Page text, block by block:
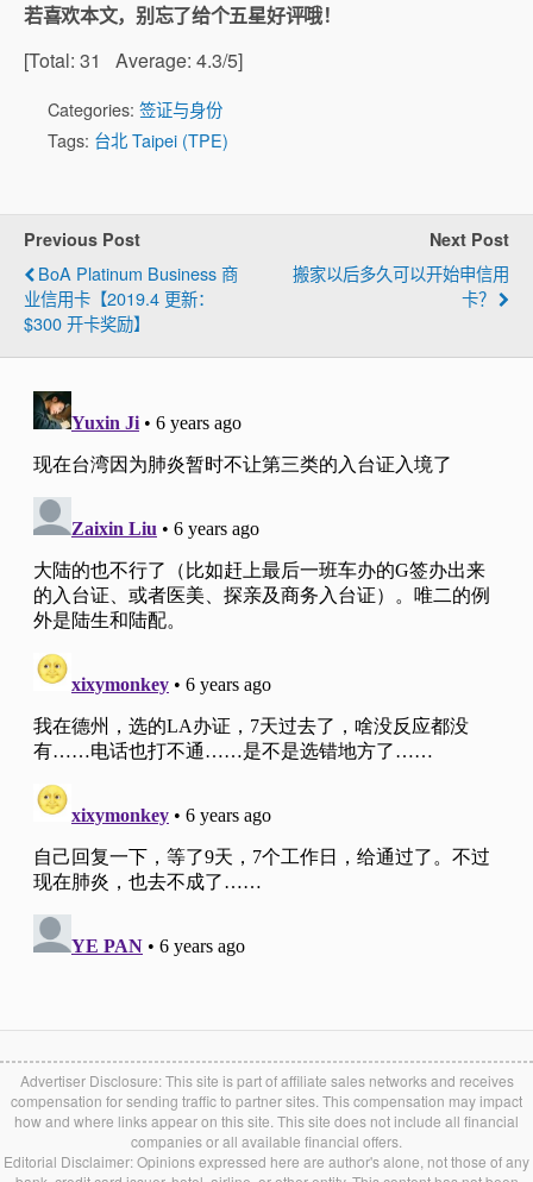
若喜欢本文，别忘了给个五星好评哦！
[Total: 31 Average: 4.3/5]
Categories: 签证与身份
Tags: 台北 Taipei (TPE)
Previous Post
BoA Platinum Business 商
业信用卡【2019.4 更新：
$300 开卡奖励】
Next Post
搬家以后多久可以开始申信用
卡？
Advertiser Disclosure: This site is part of affiliate sales networks and receives
compensation for sending traffic to partner sites. This compensation may impact
how and where links appear on this site. This site does not include all financial
companies or all available financial offers.
Editorial Disclaimer: Opinions expressed here are author's alone, not those of any